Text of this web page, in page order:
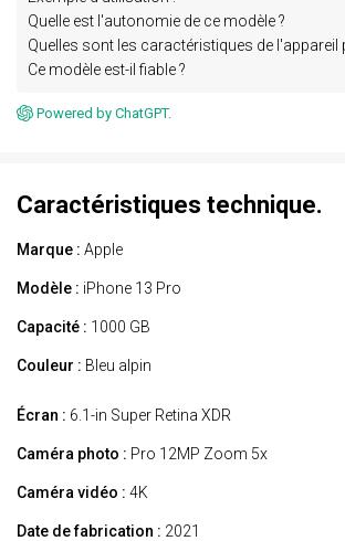
Quelle est l'autonomie de ce modèle ?
Quelles sont les caractéristiques de l'appareil
Ce modèle est-il fiable ?
Powered by ChatGPT.
Caractéristiques technique.
Marque : Apple
Modèle : iPhone 13 Pro
Capacité : 1000 GB
Couleur : Bleu alpin
Écran : 6.1-in Super Retina XDR
Caméra photo : Pro 12MP Zoom 5x
Caméra vidéo : 4K
Date de fabrication : 2021